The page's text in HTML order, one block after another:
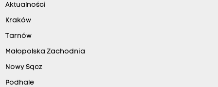
Aktualności
Kraków
Tarnów
Małopolska Zachodnia
Nowy Sącz
Podhale